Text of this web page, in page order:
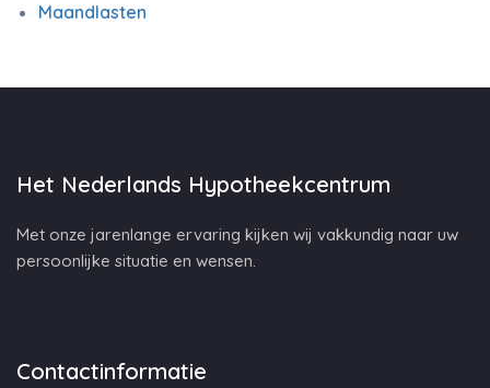
Maandlasten
Het Nederlands Hypotheekcentrum
Met onze jarenlange ervaring kijken wij vakkundig naar uw
persoonlijke situatie en wensen.
Contactinformatie